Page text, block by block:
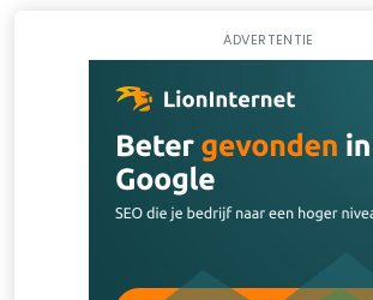
ADVERTENTIE